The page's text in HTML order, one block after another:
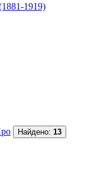
1919)
Найдено: 13